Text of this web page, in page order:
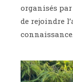
organisés par
de rejoindre